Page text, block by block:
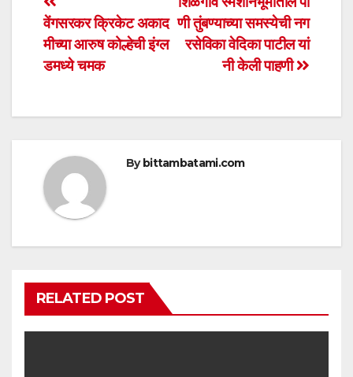
A
p
p
b
o
o
Post
navigation
णी तुंबण्याच्या समस्येची नग
रसेविका वेदिका पाटील यां
नी केली पाहणी
वेंगसरकर क्रिकेट अकाद
मीच्या आरुष कोल्हेची इंग्ल
डमध्ये चमक
By bittambatami.com
RELATED POST